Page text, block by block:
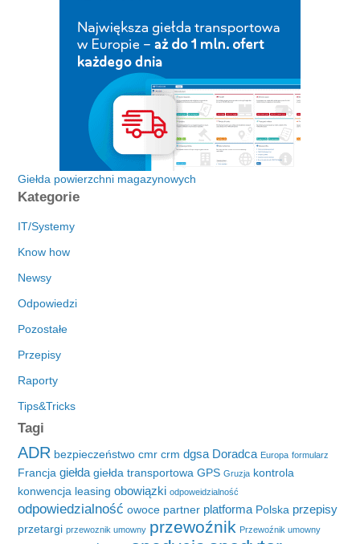
Giełda powierzchni magazynowych
Kategorie
IT/Systemy
Know how
Newsy
Odpowiedzi
Pozostałe
Przepisy
Raporty
Tips&Tricks
Tagi
ADR bezpieczeństwo cmr crm dgsa Doradca Europa formularz
Francja giełda giełda transportowa GPS Gruzja kontrola
konwencja leasing obowiązki odpoweidzialność
odpowiedzialność owoce partner platforma Polska przepisy
przetargi przewoznik umowny przewoźnik Przewoźnik umowny